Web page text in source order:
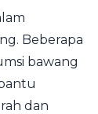
Beberapa
bawang
dan